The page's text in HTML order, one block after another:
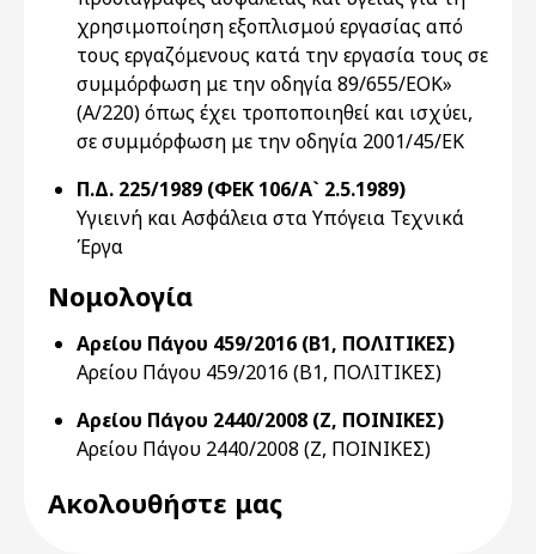
χρησιμοποίηση εξοπλισμού εργασίας από
τους εργαζόμενους κατά την εργασία τους σε
συμμόρφωση με την οδηγία 89/655/ΕΟΚ»
(Α/220) όπως έχει τροποποιηθεί και ισχύει,
σε συμμόρφωση με την οδηγία 2001/45/ΕΚ
Π.Δ. 225/1989 (ΦΕΚ 106/Α` 2.5.1989)
Υγιεινή και Ασφάλεια στα Υπόγεια Τεχνικά
Έργα
Νομολογία
Αρείου Πάγου 459/2016 (Β1, ΠΟΛΙΤΙΚΕΣ)
Αρείου Πάγου 459/2016 (Β1, ΠΟΛΙΤΙΚΕΣ)
Αρείου Πάγου 2440/2008 (Ζ, ΠΟΙΝΙΚΕΣ)
Αρείου Πάγου 2440/2008 (Ζ, ΠΟΙΝΙΚΕΣ)
Ακολουθήστε μας